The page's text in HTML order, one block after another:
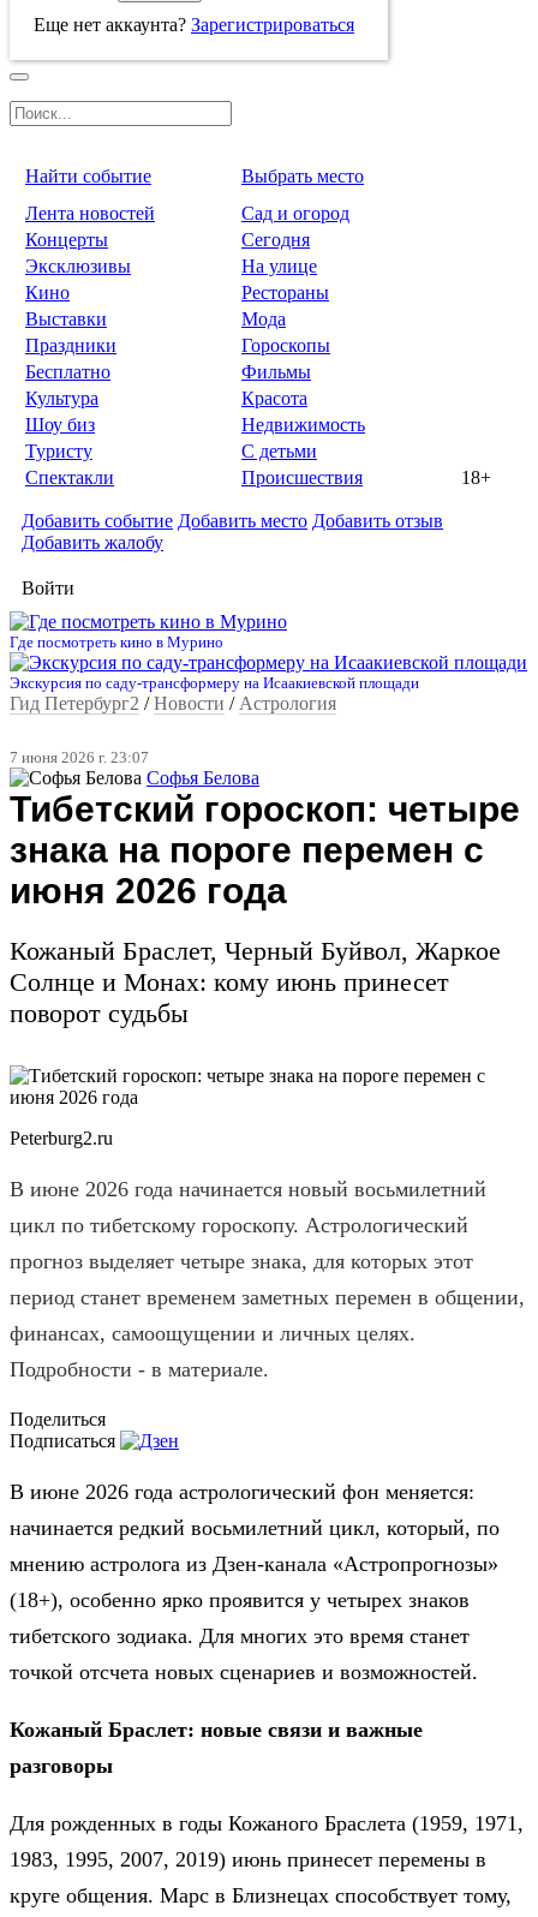
Еще нет аккаунта? Зарегистрироваться
Найти событие
Выбрать место
Лента новостей
Сад и огород
Концерты
Сегодня
Эксклюзивы
На улице
Кино
Рестораны
Выставки
Мода
Праздники
Гороскопы
Бесплатно
Фильмы
Культура
Красота
Шоу биз
Недвижимость
Туристу
С детьми
Спектакли
Происшествия 18+
Добавить событие Добавить место Добавить отзыв
Добавить жалобу
Войти
Где посмотреть кино в Мурино
Экскурсия по саду-трансформеру на Исаакиевской площади
Гид Петербург2 /Новости / Астрология
7 июня 2026 г. 23:07
Софья Белова
Тибетский гороскоп: четыре
знака на пороге перемен с
июня 2026 года
Кожаный Браслет, Черный Буйвол, Жаркое
Солнце и Монах: кому июнь принесет
поворот судьбы
Peterburg2.ru
В июне 2026 года начинается новый восьмилетний
цикл по тибетскому гороскопу. Астрологический
прогноз выделяет четыре знака, для которых этот
период станет временем заметных перемен в общении,
финансах, самоощущении и личных целях.
Подробности - в материале.
Поделиться
Подписаться
В июне 2026 года астрологический фон меняется:
начинается редкий восьмилетний цикл, который, по
мнению астролога из Дзен-канала «Астропрогнозы»
(18+), особенно ярко проявится у четырех знаков
тибетского зодиака. Для многих это время станет
точкой отсчета новых сценариев и возможностей.
Кожаный Браслет: новые связи и важные
разговоры
Для рожденных в годы Кожаного Браслета (1959, 1971,
1983, 1995, 2007, 2019) июнь принесет перемены в
круге общения. Марс в Близнецах способствует тому,